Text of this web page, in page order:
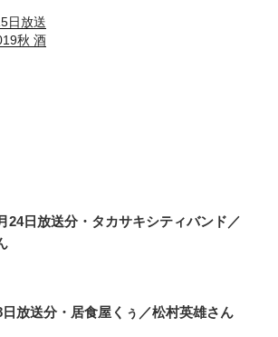
日放送
秋 酒
24日放送分・タカサキシティバンド／
日放送分・居食屋くぅ／松村英雄さん